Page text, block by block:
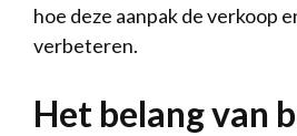
hoe deze aanpak de verkoop
verbeteren.
Het belang van